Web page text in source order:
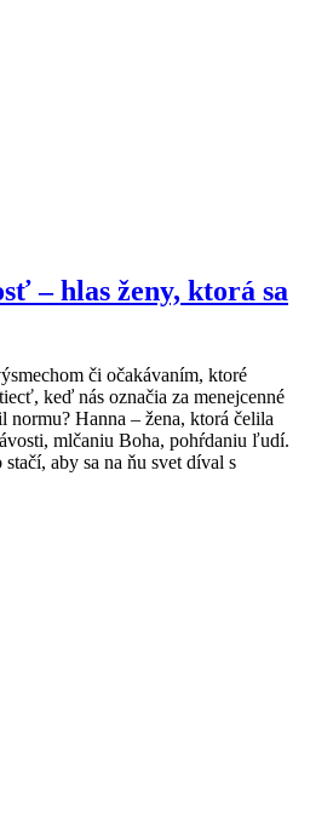
– hlas ženy, ktorá sa
či očakávaním, ktoré
keď nás označia za menejcenné
normu? Hanna – žena, ktorá čelila
mlčaniu Boha, pohŕdaniu ľudí.
aby sa na ňu svet díval s